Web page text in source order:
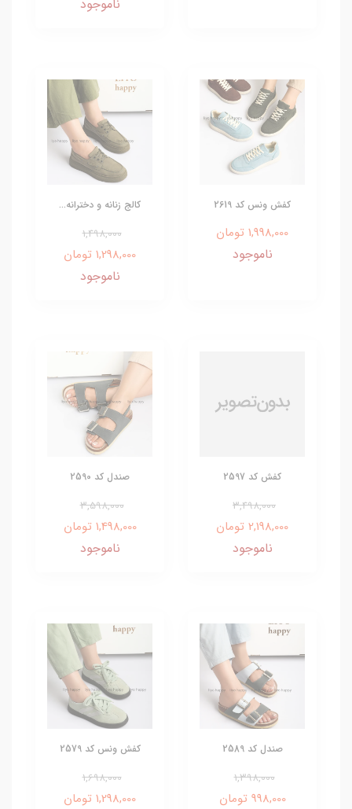
ناموجود
کفش ونس کد 2619
1,998,000 تومان
ناموجود
کالج زنانه و دخترانه...
1,498,000
1,298,000 تومان
ناموجود
کفش کد 2597
3,498,000
2,198,000 تومان
ناموجود
صندل کد 2590
3,598,000
1,498,000 تومان
ناموجود
صندل کد 2589
1,398,000
998,000 تومان
کفش ونس کد 2579
1,698,000
1,298,000 تومان